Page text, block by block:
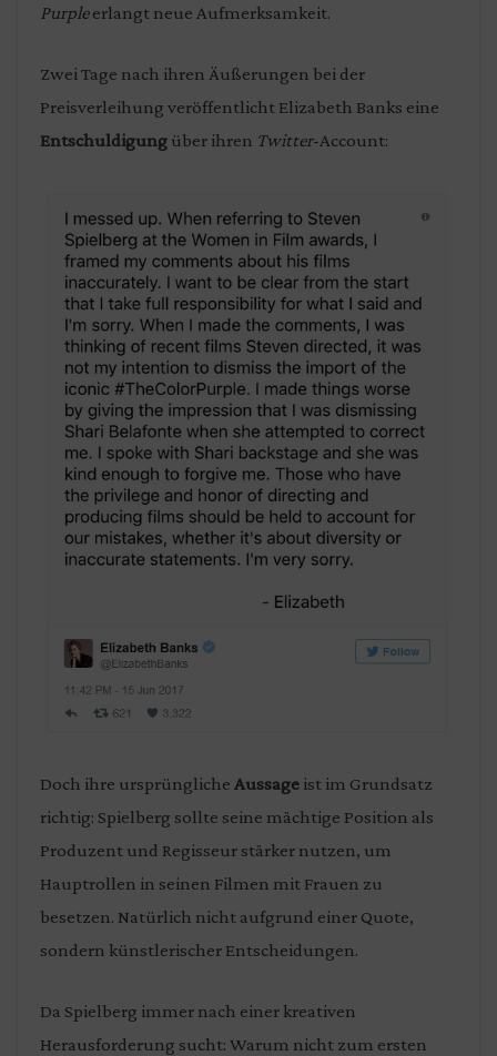
Purpleerlangt neue Aufmerksamkeit.
Zwei Tage nach ihren Äußerungen bei der
Preisverleihung veröffentlicht Elizabeth Banks eine
Entschuldigung über ihren Twitter-Account:
Doch ihre ursprüngliche Aussage ist im Grundsatz
richtig: Spielberg sollte seine mächtige Position als
Produzent und Regisseur stärker nutzen, um
Hauptrollen in seinen Filmen mit Frauen zu
besetzen. Natürlich nicht aufgrund einer Quote,
sondern künstlerischer Entscheidungen.
Da Spielberg immer nach einer kreativen
Herausforderung sucht: Warum nicht zum ersten